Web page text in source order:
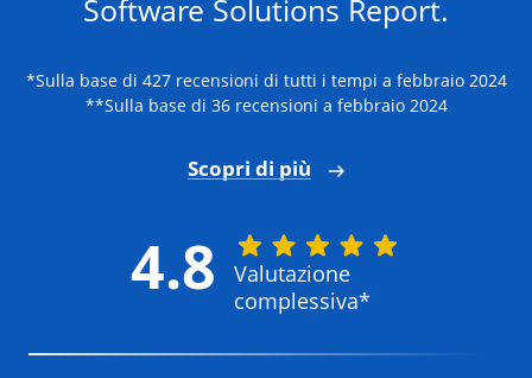
Software Solutions Report.
*Sulla base di 427 recensioni di tutti i tempi a febbraio 2024
**Sulla base di 36 recensioni a febbraio 2024
Scopri di più
4.8
Valutazione
complessiva*